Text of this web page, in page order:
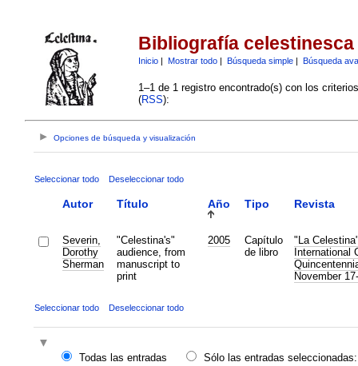
Bibliografía celestinesca
Inicio| Mostrar todo| Búsqueda simple| Búsqueda
1–1 de 1 registro encontrado(s) con los
(RSS):
Opciones de búsqueda y visualización
Seleccionar todo Deseleccionar todo
Autor Título Año Tipo Revista
Severin,
Dorothy
Sherman
"Celestina's"
audience, from
manuscript to
print
2005
Capítulo
de libro
"La
International
November
Seleccionar todo Deseleccionar todo
Todas las entradas
Sólo las entradas seleccionadas: